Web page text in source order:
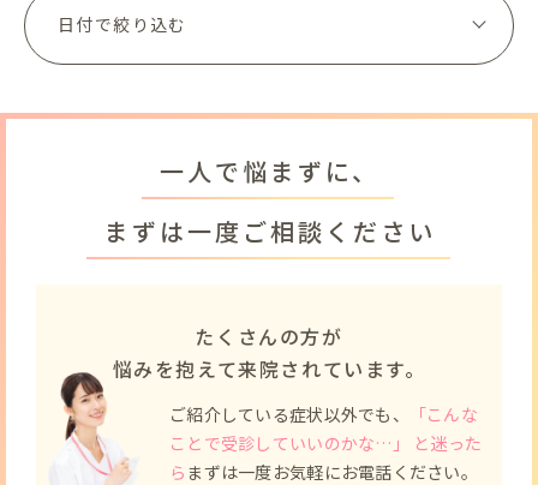
一人で悩まずに、
まずは一度ご相談ください
たくさんの方が
悩みを抱えて来院されています。
ご紹介している症状以外でも、
「こんな
ことで受診していいのかな…」 と迷った
ら まずは一度お気軽にお電話ください。